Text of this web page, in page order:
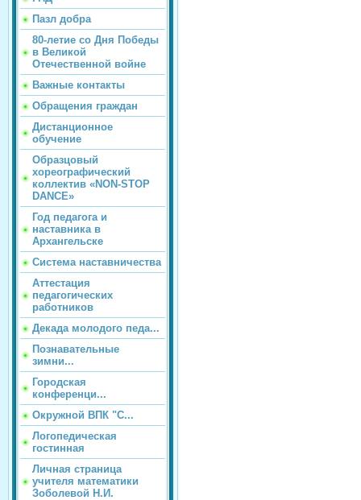
Пазл добра
80-летие со Дня Победы
в Великой
Отечественной войне
Важные контакты
Обращения граждан
Дистанционное
обучение
Образцовый
хореографический
коллектив «NON-STOP
DANCE»
Год педагога и
наставника в
Архангельске
Система наставничества
Аттестация
педагогических
работников
Декада молодого педа...
Познавательные
зимни...
Городская
конференци...
Окружной ВПК "С...
Логопедическая
гостинная
Личная страница
учителя математики
Зоболевой Н.И.